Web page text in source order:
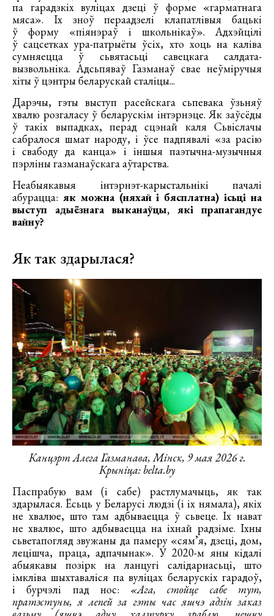
па гарадзкіх вуліцах дзеці ў форме «гарматнага
мяса». Iх зноў пераадзелі клапатлівыя бацькі
ў форму «піянэраў і школьнікаў». Адхэйцілі
ў сацсетках ура-патрыёты ўсіх, хто хоць на каліва
сумняецца ў сьвятасьці савецкага салдата-
вызвольніка. Адсьпяваў Газманаў свае неўміручыя
хіты ў цэнтры беларускай сталіцы...
Дарэчы, гэты выступ расейскага сьпевака ўзьняў
хвалю розгаласу ў беларускім інтэрнэце. Як заўсёды
ў такіх выпадках, перад сцэнай каля Сьвіслачы
сабралося шмат народу, і ўсе падпявалі «за расію
і свабоду да канца» і іншыя паэтычна-музычныя
пэрліны газманаўскага аўтарства.
Неабыякавыя інтэрнэт-карыстальнікі пачалі
абурацца: як можна (няхай і бясплатна) ісьці на
выступ адыёзнага выканаўцы, які прапагандуе
вайну?
Як так здарылася?
Канцэрт Алега Газманава, Мінск, 9 мая 2026 г.
Крыніца: belta.by
Паспрабую вам (і сабе) растлумачыць, як так
здарылася. Ёсьць у Беларусі людзі (і іх нямала), якіх
не хвалюе, што там адбываецца ў сьвеце. Іх нават
не хвалюе, што адбываецца на іхнай радзіме. Іхны
сьветапогляд звужаны да памеру «сям’я, дзеці, дом,
лецішча, праца, адпачынак». У 2020-м яны кідалі
абыякавы позірк на ланцугі салідарнасьці, што
імкліва шыхтаваліся па вуліцах беларускіх гарадоў,
і бурчэлі пад нос: «Ага, стойце сабе тут,
пратэстуны, я лепей за гэты час яшчэ адзін заказ